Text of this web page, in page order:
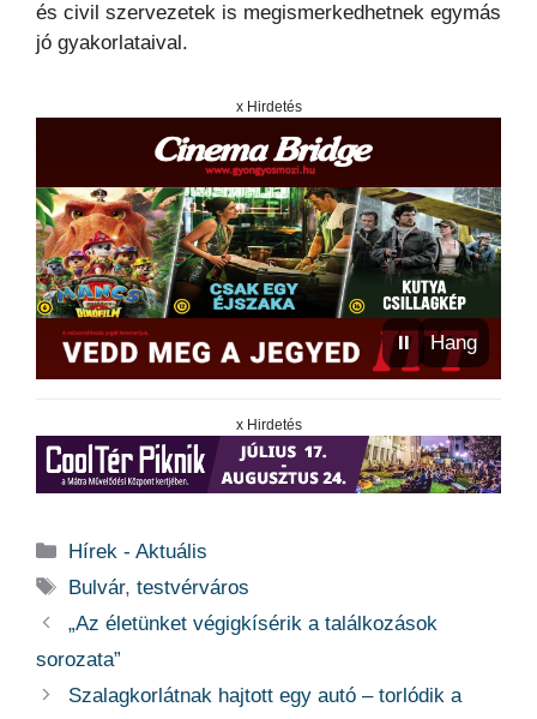
és civil szervezetek is megismerkedhetnek egymás
jó gyakorlataival.
x Hirdetés
⏸ Hang
x Hirdetés
Kategória
Hírek - Aktuális
Címkék
Bulvár,testvérváros
„Az életünket végigkísérik a találkozások
sorozata”
Szalagkorlátnak hajtott egy autó – torlódik a